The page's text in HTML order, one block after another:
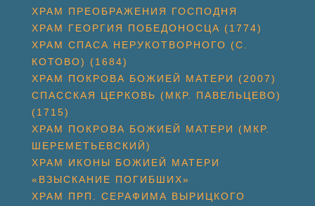
ХРАМ ПРЕОБРАЖЕНИЯ ГОСПОДНЯ
ХРАМ ГЕОРГИЯ ПОБЕДОНОСЦА (1774)
ХРАМ СПАСА НЕРУКОТВОРНОГО (С.
КОТОВО) (1684)
ХРАМ ПОКРОВА БОЖИЕЙ МАТЕРИ (2007)
СПАССКАЯ ЦЕРКОВЬ (МКР. ПАВЕЛЬЦЕВО)
(1715)
ХРАМ ПОКРОВА БОЖИЕЙ МАТЕРИ (МКР.
ШЕРЕМЕТЬЕВСКИЙ)
ХРАМ ИКОНЫ БОЖИЕЙ МАТЕРИ
«ВЗЫСКАНИЕ ПОГИБШИХ»
ХРАМ ПРП. СЕРАФИМА ВЫРИЦКОГО